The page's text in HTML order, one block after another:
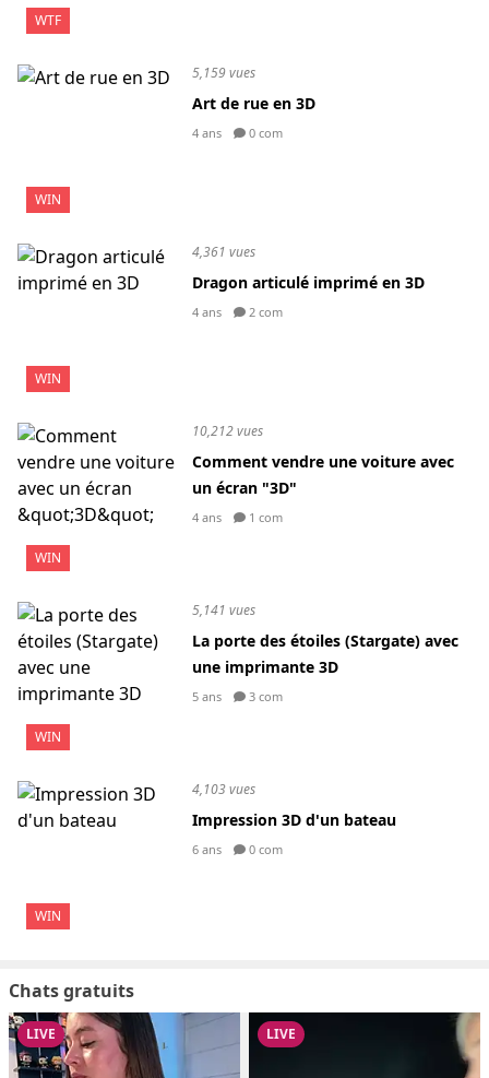
WTF
WIN
5,159 vues
Art de rue en 3D
4 ans 0 com
WIN
4,361 vues
Dragon articulé imprimé en 3D
4 ans 2 com
WIN
10,212 vues
Comment vendre une voiture avec
un écran "3D"
4 ans 1 com
WIN
5,141 vues
La porte des étoiles (Stargate) avec
une imprimante 3D
5 ans 3 com
WIN
4,103 vues
Impression 3D d'un bateau
6 ans 0 com
Chats gratuits